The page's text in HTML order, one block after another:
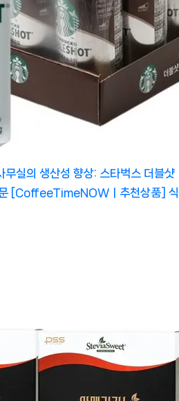
실의 생산성 향상: 스타벅스 더블샷
[CoffeeTimeNOWㅣ추천상품] 식